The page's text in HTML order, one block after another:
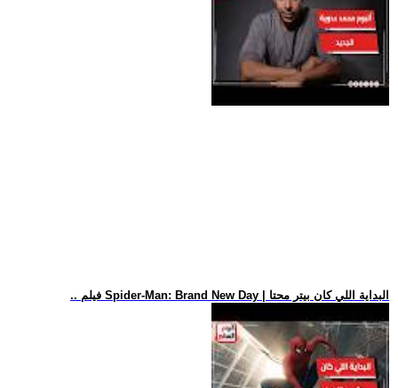
.. فيلم Spider-Man: Brand New Day | البداية اللي كان بيتر محتا